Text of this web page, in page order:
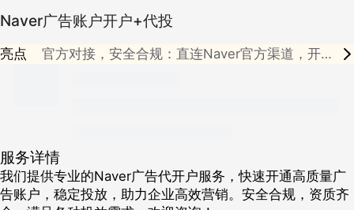
Naver广告账户开户+代投
亮点
官方对接，安全合规：直连Naver官方渠道，开户
服务详情
我们提供专业的Naver广告代开户服务，快速开通高质量广
告账户，稳定投放，助力企业高效营销。安全合规，资质齐